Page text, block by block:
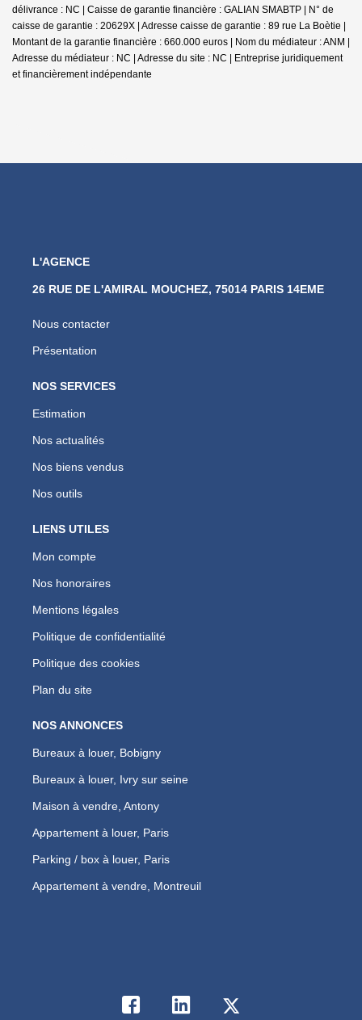
délivrance : NC | Caisse de garantie financière : GALIAN SMABTP | N° de
caisse de garantie : 20629X | Adresse caisse de garantie : 89 rue La Boètie |
Montant de la garantie financière : 660.000 euros | Nom du médiateur : ANM |
Adresse du médiateur : NC | Adresse du site : NC | Entreprise juridiquement
et financièrement indépendante
L'AGENCE
26 RUE DE L'AMIRAL MOUCHEZ, 75014 PARIS 14EME
Nous contacter
Présentation
NOS SERVICES
Estimation
Nos actualités
Nos biens vendus
Nos outils
LIENS UTILES
Mon compte
Nos honoraires
Mentions légales
Politique de confidentialité
Politique des cookies
Plan du site
NOS ANNONCES
Bureaux à louer, Bobigny
Bureaux à louer, Ivry sur seine
Maison à vendre, Antony
Appartement à louer, Paris
Parking / box à louer, Paris
Appartement à vendre, Montreuil